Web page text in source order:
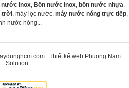
nước inox, Bồn nước inox, bồn nước nhựa,
trời, máy lọc nước, máy nước nóng trực tiếp,
nước nóng...
. Thiết kế web Phuong Nam
Solution.